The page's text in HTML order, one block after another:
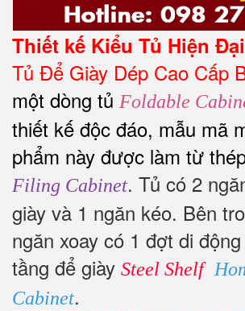
Thiết kế Kiểu Tủ Hiện Đại
Tủ Để Giày Dép Cao Cấp
một dòng tủ Foldable
thiết kế độc đáo, mẫu mã
phẩm này được làm từ
Filing Cabinet. Tủ có 2
giày và 1 ngăn kéo. Bên
ngăn xoay có 1 đợt di
tầng để giày Steel Shelf
Cabinet.